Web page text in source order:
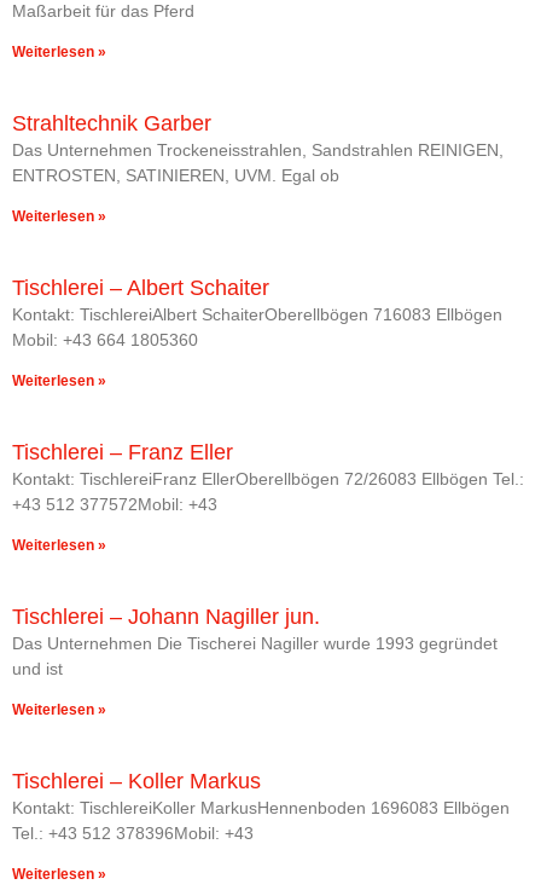
Maßarbeit für das Pferd
Weiterlesen »
Strahltechnik Garber
Das Unternehmen Trockeneisstrahlen, Sandstrahlen REINIGEN,
ENTROSTEN, SATINIEREN, UVM. Egal ob
Weiterlesen »
Tischlerei – Albert Schaiter
Kontakt: TischlereiAlbert SchaiterOberellbögen 716083 Ellbögen
Mobil: +43 664 1805360
Weiterlesen »
Tischlerei – Franz Eller
Kontakt: TischlereiFranz EllerOberellbögen 72/26083 Ellbögen Tel.:
+43 512 377572Mobil: +43
Weiterlesen »
Tischlerei – Johann Nagiller jun.
Das Unternehmen Die Tischerei Nagiller wurde 1993 gegründet
und ist
Weiterlesen »
Tischlerei – Koller Markus
Kontakt: TischlereiKoller MarkusHennenboden 1696083 Ellbögen
Tel.: +43 512 378396Mobil: +43
Weiterlesen »